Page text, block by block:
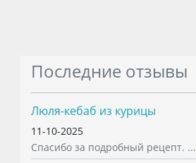
Последние отзывы
Люля-кебаб из курицы
11-10-2025
Спасибо за подробный рецепт. ...